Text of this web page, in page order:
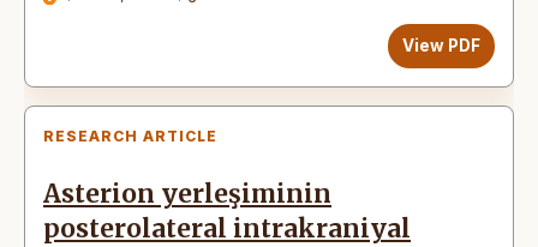
View PDF
RESEARCH ARTICLE
Asterion yerleşiminin
posterolateral intrakraniyal